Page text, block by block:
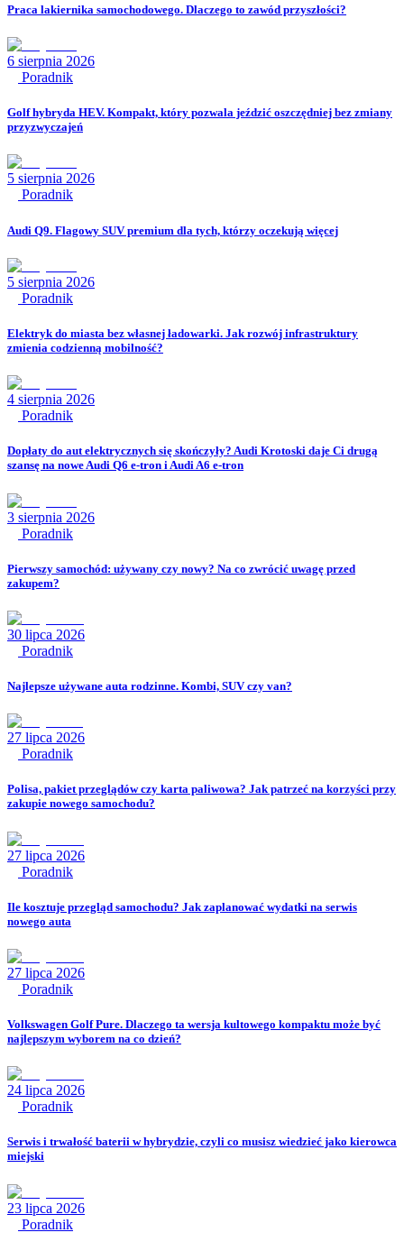
Praca lakiernika samochodowego. Dlaczego to zawód przyszłości?
6 sierpnia 2026
Poradnik
Golf hybryda HEV. Kompakt, który pozwala jeździć oszczędniej bez zmiany
przyzwyczajeń
5 sierpnia 2026
Poradnik
Audi Q9. Flagowy SUV premium dla tych, którzy oczekują więcej
5 sierpnia 2026
Poradnik
Elektryk do miasta bez własnej ładowarki. Jak rozwój infrastruktury
zmienia codzienną mobilność?
4 sierpnia 2026
Poradnik
Dopłaty do aut elektrycznych się skończyły? Audi Krotoski daje Ci drugą
szansę na nowe Audi Q6 e-tron i Audi A6 e-tron
3 sierpnia 2026
Poradnik
Pierwszy samochód: używany czy nowy? Na co zwrócić uwagę przed
zakupem?
30 lipca 2026
Poradnik
Najlepsze używane auta rodzinne. Kombi, SUV czy van?
27 lipca 2026
Poradnik
Polisa, pakiet przeglądów czy karta paliwowa? Jak patrzeć na korzyści przy
zakupie nowego samochodu?
27 lipca 2026
Poradnik
Ile kosztuje przegląd samochodu? Jak zaplanować wydatki na serwis
nowego auta
27 lipca 2026
Poradnik
Volkswagen Golf Pure. Dlaczego ta wersja kultowego kompaktu może być
najlepszym wyborem na co dzień?
24 lipca 2026
Poradnik
Serwis i trwałość baterii w hybrydzie, czyli co musisz wiedzieć jako kierowca
miejski
23 lipca 2026
Poradnik